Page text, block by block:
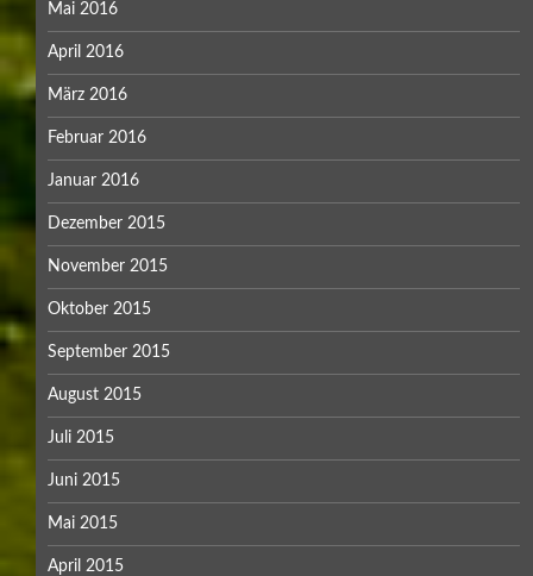
Mai 2016
April 2016
März 2016
Februar 2016
Januar 2016
Dezember 2015
November 2015
Oktober 2015
September 2015
August 2015
Juli 2015
Juni 2015
Mai 2015
April 2015